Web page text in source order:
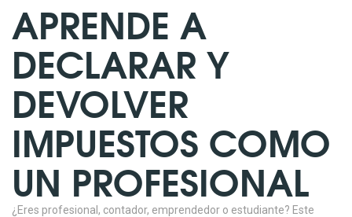
APRENDE A
DECLARAR Y
DEVOLVER
IMPUESTOS COMO
UN PROFESIONAL
¿Eres profesional, contador, emprendedor o estudiante? Este